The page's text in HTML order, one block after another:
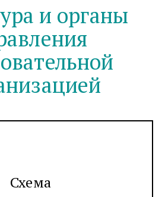
и органы
Схема